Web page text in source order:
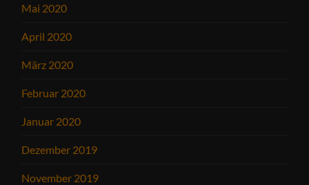
Mai 2020
April 2020
März 2020
Februar 2020
Januar 2020
Dezember 2019
November 2019